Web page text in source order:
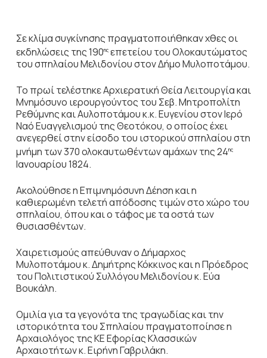
Σε κλίμα συγκίνησης πραγματοποιήθηκαν χθες οι
εκδηλώσεις της 190ηςεπετείου του Ολοκαυτώματος
του σπηλαίου Μελιδονίου στον Δήμο Μυλοποτάμου.
Το πρωί τελέστηκε Αρχιερατική Θεία Λειτουργία και
Μνημόσυνο ιερουργούντος του Σεβ. Μητροπολίτη
Ρεθύμνης και Αυλοποτάμου κ.κ. Ευγενίου στον Ιερό
Ναό Ευαγγελισμού της Θεοτόκου, ο οποίος έχει
ανεγερθεί στην είσοδο του ιστορικού σπηλαίου στη
μνήμη των 370 ολοκαυτωθέντων αμάχων της 24ης
Ιανουαρίου 1824.
Ακολούθησε η Επιμνημόσυνη Δέηση και η
καθιερωμένη τελετή απόδοσης τιμών στο χώρο του
σπηλαίου, όπου και ο τάφος με τα οστά των
θυσιασθέντων.
Χαιρετισμούς απεύθυναν ο Δήμαρχος
Μυλοποτάμου κ. Δημήτρης Κόκκινος και η Πρόεδρος
του Πολιτιστικού Συλλόγου Μελιδονίου κ. Εύα
Βουκάλη.
Ομιλία για τα γεγονότα της τραγωδίας και την
ιστορικότητα του Σπηλαίου πραγματοποίησε η
Αρχαιολόγος της ΚΕ Εφορίας Κλασσικών
Αρχαιοτήτων κ. Ειρήνη Γαβριλάκη.